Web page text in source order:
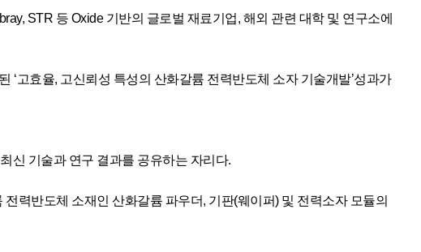
STR 등 Oxide 기반의 글로벌 재료기업, 해외 관련 대학 및 연구소에
고효율, 고신뢰성 특성의 산화갈륨 전력반도체 소자 기술개발’성과가
신 기술과 연구 결과를 공유하는 자리다.
력반도체 소재인 산화갈륨 파우더, 기판(웨이퍼) 및 전력소자 모듈의